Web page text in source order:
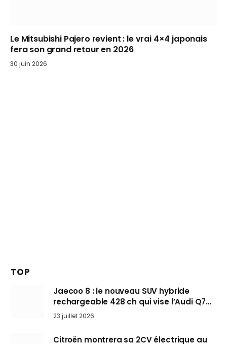
Le Mitsubishi Pajero revient : le vrai 4×4 japonais
fera son grand retour en 2026
30 juin 2026
TOP
Jaecoo 8 : le nouveau SUV hybride
rechargeable 428 ch qui vise l’Audi Q7
arrive en Europe cet automne
23 juillet 2026
Citroën montrera sa 2CV électrique au